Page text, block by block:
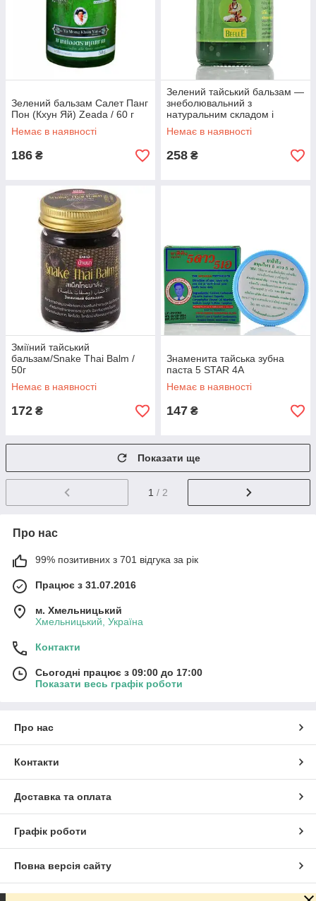
Зелений бальзам Салет Панг
Пон (Кхун Яй) Zeada / 60 г
Немає в наявності
186 ₴
Зелений тайський бальзам —
знеболювальний з
натуральним складом і
високою ефективністю, Mho
Shee Woke, 50г
Немає в наявності
258 ₴
Зміїний тайський
бальзам/Snake Thai Balm /
50г
Немає в наявності
172 ₴
Знаменита тайська зубна
паста 5 STAR 4A
Немає в наявності
147 ₴
Показати ще
1 / 2
Про нас
99% позитивних з 701 відгука за рік
Працює з 31.07.2016
м. Хмельницький
Хмельницький, Україна
Контакти
Сьогодні працює з 09:00 до 17:00
Показати весь графік роботи
Про нас
Контакти
Доставка та оплата
Графік роботи
Повна версія сайту